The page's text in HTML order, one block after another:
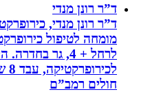
ד”ר רונן מנדי
מומחה לטיפול כירופרקטי
לרחל + 4, גר בחדרה.
חולים רמב”ם